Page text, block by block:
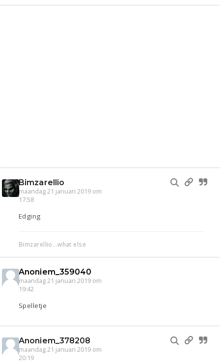
Bimzarellio
maandag 21 januari 2019 om
17:58
Edging
Bimzarellio...what else
Anoniem_359040
maandag 21 januari 2019 om
19:42
Spelletje
Anoniem_378208
maandag 21 januari 2019 om
20:19